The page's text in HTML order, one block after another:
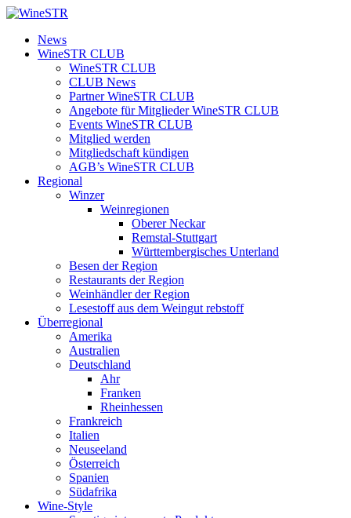
Zum
springen
WineSTR
News
WineSTR CLUB
WineSTR CLUB
CLUB News
Partner WineSTR CLUB
Angebote für Mitglieder WineSTR CLUB
Events WineSTR CLUB
Mitglied werden
Mitgliedschaft kündigen
AGB’s WineSTR CLUB
Regional
Winzer
Weinregionen
Oberer Neckar
Remstal-Stuttgart
Württembergisches Unterland
Besen der Region
Restaurants der Region
Weinhändler der Region
Lesestoff aus dem Weingut rebstoff
Überregional
Amerika
Australien
Deutschland
Ahr
Franken
Rheinhessen
Frankreich
Italien
Neuseeland
Österreich
Spanien
Südafrika
Wine-Style